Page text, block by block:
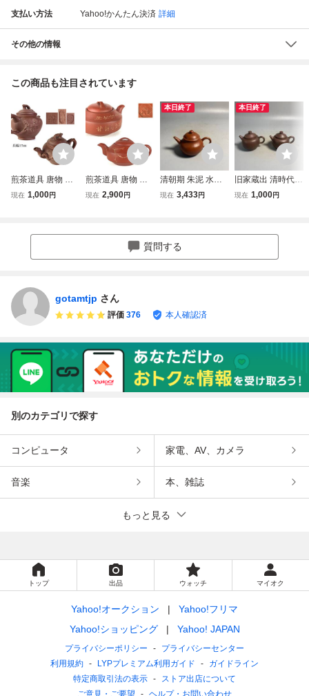
支払い方法 Yahoo!かんたん決済 詳細
その他の情報
この商品も注目されています
煎茶道具 唐物 中
国宜興 底款 蓋裏
現在 1,000円
煎茶道具 唐物 小
漢君 底款 漢詩彫
8h4 1/4 7】g
現在 2,900円
本日終了
清朝期 朱泥 水平
孟臣 紫砂 紫泥 急
現在 3,433円
本日終了
旧家蔵出 清時代
朱泥 急須 中国唐
現在 1,000円
質問する
gotamtjp さん
評価 376 本人確認済
別のカテゴリで探す
コンピュータ 家電、AV、カメラ
音楽 本、雑誌
もっと見る
トップ 出品 ウォッチ マイオク
Yahoo!オークション
Yahoo!フリマ
Yahoo!ショッピング
Yahoo! JAPAN
プライバシーポリシー
プライバシーセンター
利用規約
LYPプレミアム利用ガイド
ガイドライン
特定商取引法の表示
ストア出店について
ご意見・ご要望
ヘルプ・お問い合わせ